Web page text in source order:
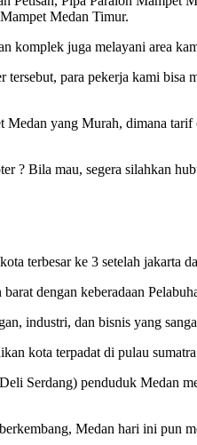
Medan Timur.
komplek juga melayani area
para pekerja kami bisa
yang Murah, dimana
? Bila mau, segera silahkan
terbesar ke 3 setelah jakarta
dengan keberadaan
industri, dan bisnis yang
kota terpadat di pulau
Serdang) penduduk Medan
Medan hari ini pun